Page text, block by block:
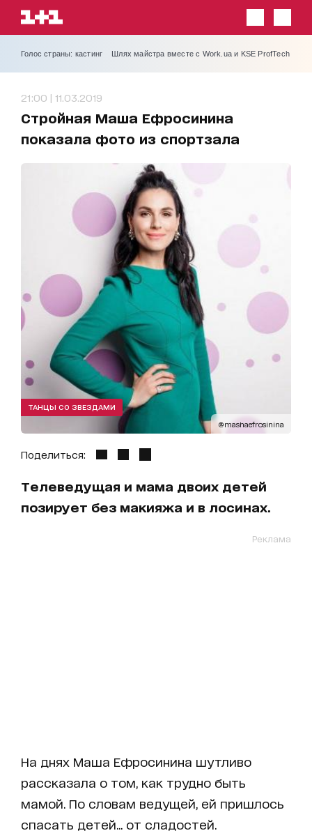
Голос страны: кастинг Шлях майстра вместе с Work.ua и KSE ProfTech
21:00 | 11.03.2019
Стройная Маша Ефросинина
показала фото из спортзала
@mashaefrosinina
ТАНЦЫ СО ЗВЕЗДАМИ
Поделиться:
Телеведущая и мама двоих детей
позирует без макияжа и в лосинах.
Реклама
На днях Маша Ефросинина шутливо
рассказала о том, как трудно быть
мамой. По словам ведущей, ей пришлось
спасать детей... от сладостей.